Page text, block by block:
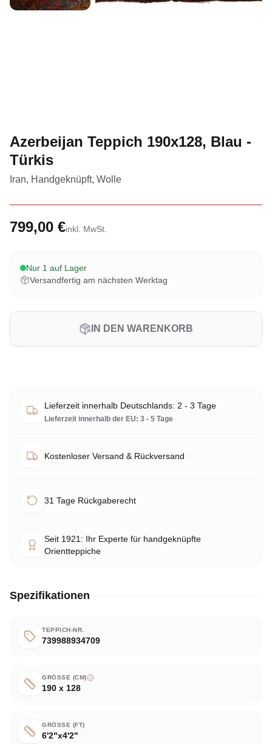
Azerbeijan Teppich 190x128, Blau -
Türkis
Iran, Handgeknüpft, Wolle
799,00 €inkl. MwSt.
Nur 1 auf Lager
Versandfertig am nächsten Werktag
IN DEN WARENKORB
Lieferzeit innerhalb Deutschlands: 2 - 3 Tage
Lieferzeit innerhalb der EU: 3 - 5 Tage
Kostenloser Versand & Rückversand
31 Tage Rückgaberecht
Seit 1921: Ihr Experte für handgeknüpfte
Orientteppiche
Spezifikationen
TEPPICH-NR.
739988934709
GRÖSSE (CM)
190 x 128
GRÖSSE (FT)
6'2"x4'2"